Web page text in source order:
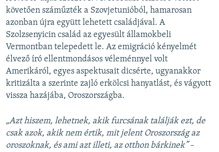
követően száműzték a Szovjetunióból, hamarosan
azonban újra együtt lehetett családjával. A
Szolzsenyicin család az egyesült államokbeli
Vermontban telepedett le. Az emigráció kényelmét
élvező író ellentmondásos véleménnyel volt
Amerikáról, egyes aspektusait dicsérte, ugyanakkor
kritizálta a szerinte zajló erkölcsi hanyatlást, és vágyott
vissza hazájába, Oroszországba.
„Azt hiszem, lehetnek, akik furcsának találják ezt, de
csak azok, akik nem értik, mit jelent Oroszország az
oroszoknak, és ami azt illeti, az otthon bárkinek”–